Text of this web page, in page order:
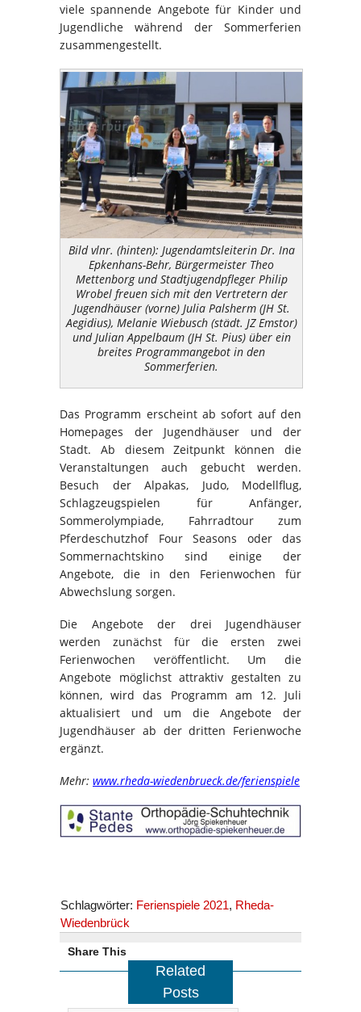
viele spannende Angebote für Kinder und
Jugendliche während der Sommerferien
zusammengestellt.
Bild vlnr. (hinten): Jugendamtsleiterin Dr. Ina
Epkenhans-Behr, Bürgermeister Theo
Mettenborg und Stadtjugendpfleger Philip
Wrobel freuen sich mit den Vertretern der
Jugendhäuser (vorne) Julia Palsherm (JH St.
Aegidius), Melanie Wiebusch (städt. JZ Emstor)
und Julian Appelbaum (JH St. Pius) über ein
breites Programmangebot in den
Sommerferien.
Das Programm erscheint ab sofort auf den
Homepages der Jugendhäuser und der
Stadt. Ab diesem Zeitpunkt können die
Veranstaltungen auch gebucht werden.
Besuch der Alpakas, Judo, Modellflug,
Schlagzeugspielen für Anfänger,
Sommerolympiade, Fahrradtour zum
Pferdeschutzhof Four Seasons oder das
Sommernachtskino sind einige der
Angebote, die in den Ferienwochen für
Abwechslung sorgen.
Die Angebote der drei Jugendhäuser
werden zunächst für die ersten zwei
Ferienwochen veröffentlicht. Um die
Angebote möglichst attraktiv gestalten zu
können, wird das Programm am 12. Juli
aktualisiert und um die Angebote der
Jugendhäuser ab der dritten Ferienwoche
ergänzt.
Mehr: www.rheda-wiedenbrueck.de/ferienspiele
Schlagwörter: Ferienspiele 2021, Rheda-
Wiedenbrück
Share This
Related
Posts